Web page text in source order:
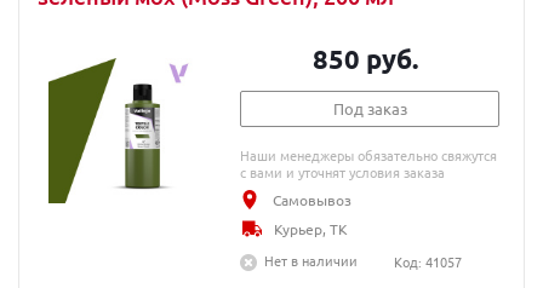
850 руб.
Под заказ
Наши менеджеры обязательно свяжутся
с вами и уточнят условия заказа
Самовывоз
Курьер, ТК
Нет в наличии
Код: 41057